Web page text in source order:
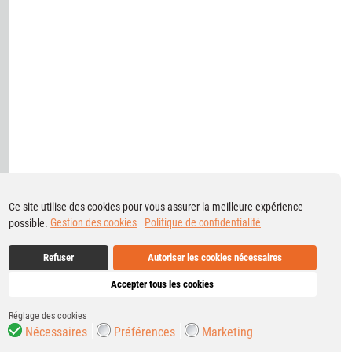
Ce site utilise des cookies pour vous assurer la meilleure expérience
possible. Gestion des cookies Politique de confidentialité
Refuser Autoriser les cookies nécessaires
Accepter tous les cookies
Réglage des cookies
Nécessaires Préférences Marketing